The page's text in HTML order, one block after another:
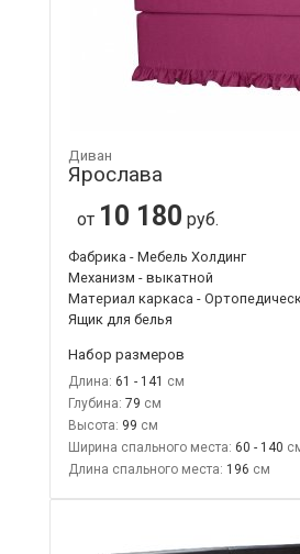
Диван
Ярослава
от 10 180 руб.
Фабрика - Мебель Холдинг
Механизм - выкатной
Материал каркаса -
Ящик для белья
Набор размеров
Длина: 61 - 141
Глубина: 79
Высота: 99
Ширина спального места: 60 - 140
Длина спального места: 196